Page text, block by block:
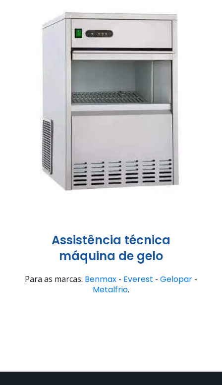
Assistência técnica
máquina de gelo
Para as marcas: Benmax - Everest - Gelopar -
Metalfrio.